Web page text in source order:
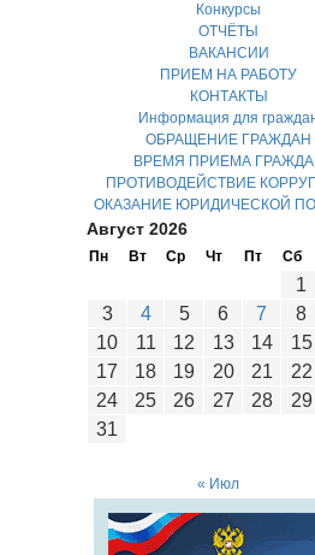
Конкурсы
ОТЧЁТЫ
ВАКАНСИИ
ПРИЕМ НА РАБОТУ
КОНТАКТЫ
Информация для
ОБРАЩЕНИЕ ГРАЖДАН
ВРЕМЯ ПРИЕМА
ПРОТИВОДЕЙСТВИЕ
ОКАЗАНИЕ ЮРИДИЧЕСКОЙ
Август 2026
Пн Вт Ср Чт Пт Сб
1
3
4 5 6 7 8
10
11 12 13 14 15
17
18 19 20 21 22
24
25 26 27 28 29
31
« Июл